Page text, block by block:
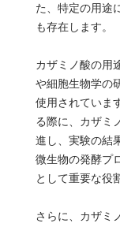
た、特定の用途
も存在します。
カザミノ酸の用
や細胞生物学の
使用されていま
る際に、カザミ
進し、実験の結
微生物の発酵プ
として重要な役
さらに、カザミ